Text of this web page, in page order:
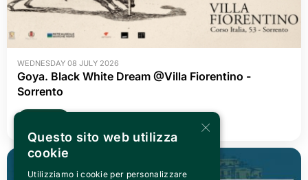
WEDNESDAY 08 JULY 2026
Goya. Black White Dream @Villa Fiorentino -
Sorrento
×
Questo sito web utilizza
cookie
Utilizziamo i cookie per personalizzare